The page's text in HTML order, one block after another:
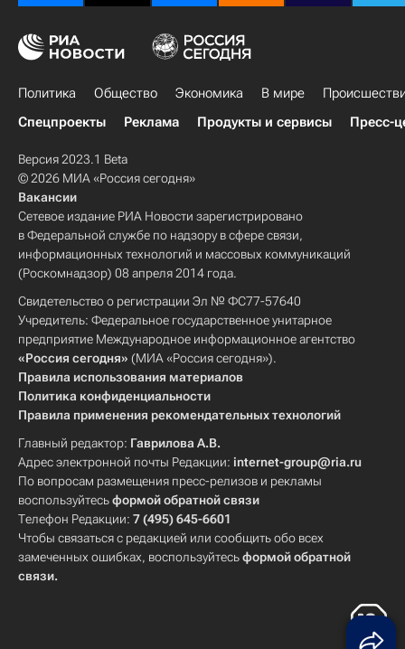
Политика Общество Экономика В мире
Спецпроекты
Реклама Продукты и сервисы Пресс-
Версия 2023.1 Beta
© 2026 МИА «Россия сегодня»
Вакансии
Сетевое издание РИА Новости зарегистрировано
в Федеральной службе по надзору в сфере связи,
информационных технологий и массовых коммуникаций
(Роскомнадзор) 08 апреля 2014 года.
Свидетельство о регистрации Эл № ФС77-57640
Учредитель: Федеральное государственное унитарное
предприятие Международное информационное агентство
«Россия сегодня» (МИА «Россия сегодня»).
Правила использования материалов
Политика конфиденциальности
Правила применения рекомендательных технологий
Главный редактор: Гаврилова А.В.
Адрес электронной почты Редакции: internet-group@ria.ru
По вопросам размещения пресс-релизов и рекламы
воспользуйтесьформой обратной связи
Телефон Редакции: 7 (495) 645-6601
Чтобы связаться с редакцией или сообщить обо всех
замеченных ошибках, воспользуйтесьформой обратной
связи.